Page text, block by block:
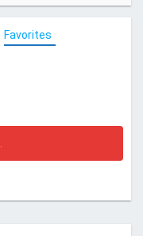
Favorites